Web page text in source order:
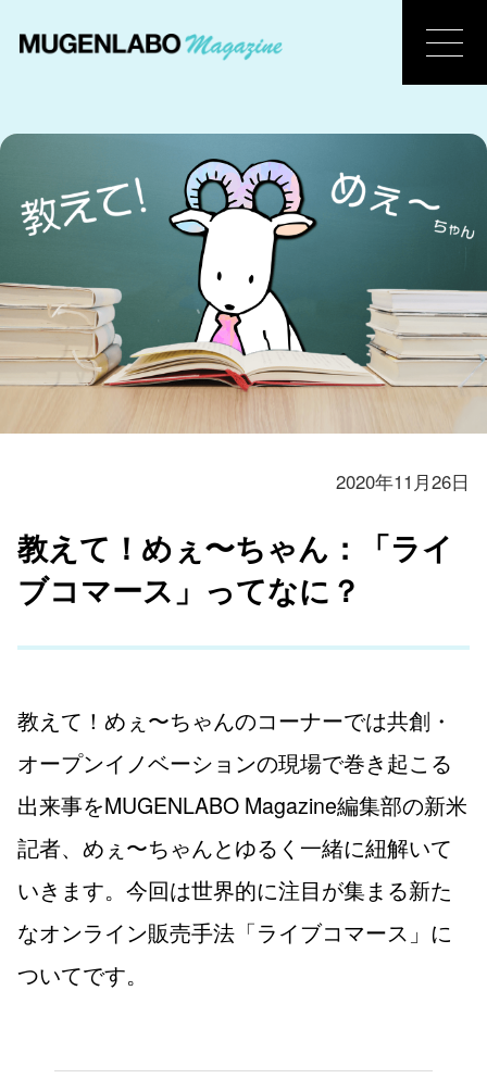
2020年11月26日
教えて！めぇ〜ちゃん：「ライ
ブコマース」ってなに？
教えて！めぇ〜ちゃんのコーナーでは共創・
オープンイノベーションの現場で巻き起こる
出来事をMUGENLABO Magazine編集部の新米
記者、めぇ〜ちゃんとゆるく一緒に紐解いて
いきます。今回は世界的に注目が集まる新た
なオンライン販売手法「ライブコマース」に
ついてです。